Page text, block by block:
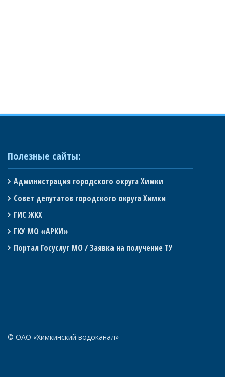
Полезные сайты:
Администрация городского округа Химки
Совет депутатов городского округа Химки
ГИС ЖКХ
ГКУ МО «АРКИ»
Портал Госуслуг МО / Заявка на получение ТУ
© ОАО «Химкинский водоканал»